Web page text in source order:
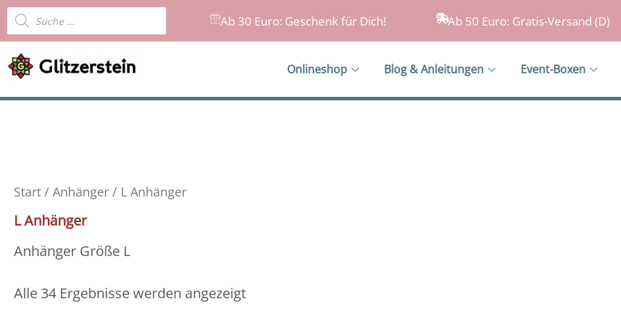
Zum
Inhalt
springen
Products
search Ab 30 Euro: Geschenk für Dich! Ab 50 Euro: Gratis-Versand (D)
Onlineshop Blog & Anleitungen Event-Boxen
Start / Anhänger / L Anhänger
L Anhänger
Anhänger Größe L
Alle 34 Ergebnisse werden angezeigt